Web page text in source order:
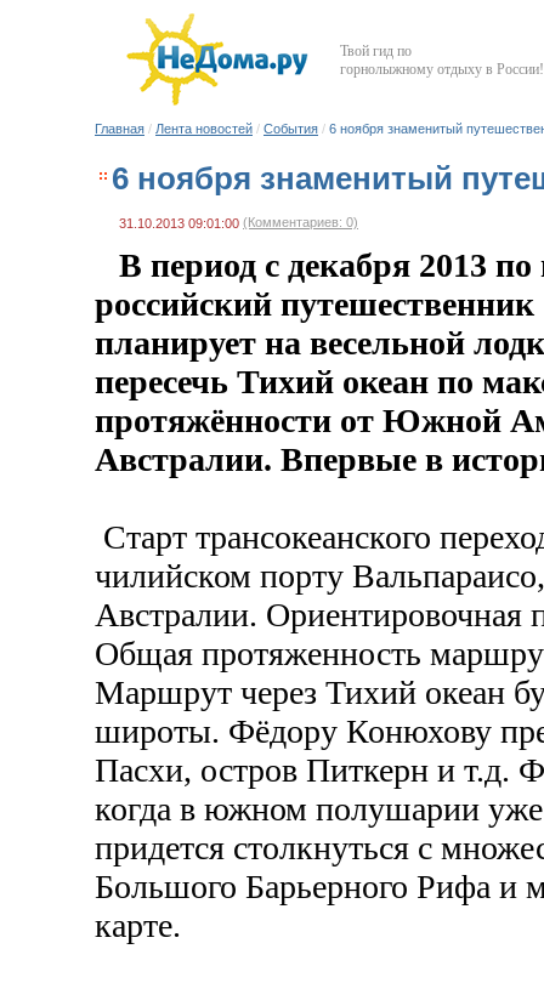
Твой гид по
горнолыжному отдыху в России!
Главная / Лента новостей / События / 6 ноября знаменитый
6 ноября знаменитый
31.10.2013 09:01:00 (Комментариев: 0)
В период с декабря 2013 по
российский
планирует на весельной
пересечь Тихий океан по
протяжённости от Южной
Австралии. Впервые в
Старт трансокеанского
чилийском порту
Австралии. Ориентировочная
Общая протяженность
Маршрут через Тихий океан
широты. Фёдору Конюхову
Пасхи, остров Питкерн и т.д.
когда в южном полушарии
придется столкнуться с
Большого Барьерного Рифа и
карте.